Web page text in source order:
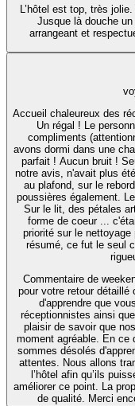
L’hôtel est top, très
Jusque là douche
arrangeant et
Accueil chaleureux des
Un régal ! Le
compliments
avons dormi dans une
parfait ! Aucun bruit !
notre avis, n'avait plus
au plafond, sur le
poussières également.
Sur le lit, des pétales
forme de coeur ...
priorité sur le
résumé, ce fut le seul
Commentaire de
pour votre retour détaillé
d'apprendre que
réceptionnistes ainsi
plaisir de savoir que
moment agréable. En ce
sommes désolés
attentes. Nous allons
l’hôtel afin qu’ils
améliorer ce point. La
de qualité. Merci